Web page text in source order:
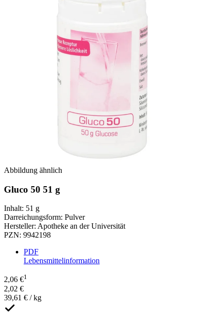
Abbildung ähnlich
Gluco 50 51 g
Inhalt: 51 g
Darreichungsform: Pulver
Hersteller: Apotheke an der Universität
PZN: 9942198
PDF
Lebensmittelinformation
2,06 €1
2,02 €
39,61 € / kg